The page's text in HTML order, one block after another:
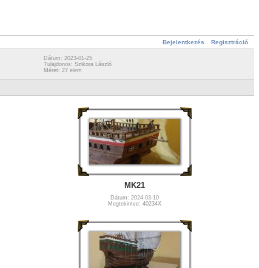
Bejelentkezés Regisztráció
Dátum: 2023-01-25
Tulajdonos: Szikora László
Méret: 27 elem
MK21
Dátum: 2024-03-10
Megtekintve: 40234X